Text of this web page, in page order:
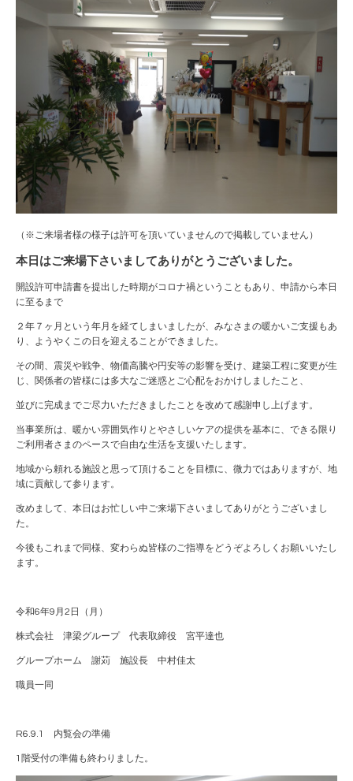
（※ご来場者様の様子は許可を頂いていませんので掲載していません）
本日はご来場下さいましてありがとうございました。
開設許可申請書を提出した時期がコロナ禍ということもあり、申請から本日
に至るまで
２年７ヶ月という年月を経てしまいましたが、みなさまの暖かいご支援もあ
り、ようやくこの日を迎えることができました。
その間、震災や戦争、物価高騰や円安等の影響を受け、建築工程に変更が生
じ、関係者の皆様には多大なご迷惑とご心配をおかけしましたこと、
並びに完成までご尽力いただきましたことを改めて感謝申し上げます。
当事業所は、暖かい雰囲気作りとやさしいケアの提供を基本に、できる限り
ご利用者さまのペースで自由な生活を支援いたします。
地域から頼れる施設と思って頂けることを目標に、微力ではありますが、地
域に貢献して参ります。
改めまして、本日はお忙しい中ご来場下さいましてありがとうございまし
た。
今後もこれまで同様、変わらぬ皆様のご指導をどうぞよろしくお願いいたし
ます。
令和6年9 月 2 日（月）
株式会社 津梁グループ 代表取締役 宮平達也
グループホーム 謝苅 施設長 中村佳太
職員一同
R6.9.1 内覧会の準備
1階受付の準備も終わりました。